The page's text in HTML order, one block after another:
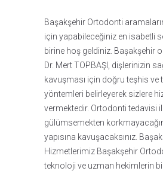
Başakşehir Ortodonti
için yapabileceğiniz en isabetli
birine hoş geldiniz. Başakşehir
Dr. Mert TOPBAŞI, dişlerinizin
kavuşması için doğru teşhis ve
yöntemleri belirleyerek sizlere
vermektedir. Ortodonti tedavisi
gülümsemekten
yapısına kavuşacaksınız.
Hizmetlerimiz Başakşehir
teknoloji ve uzman hekimlerin